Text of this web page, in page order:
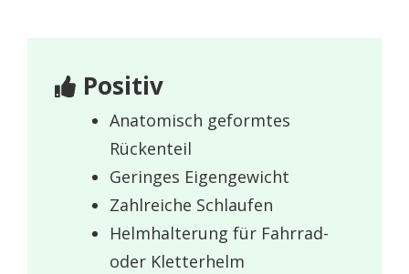
Positiv
Anatomisch geformtes
Rückenteil
Geringes Eigengewicht
Zahlreiche Schlaufen
Helmhalterung für Fahrrad-
oder Kletterhelm